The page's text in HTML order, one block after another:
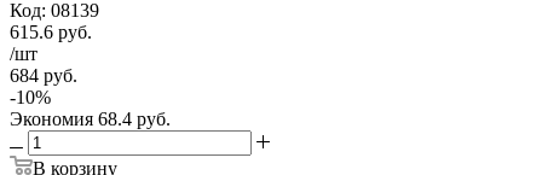
Код: 08139
615.6 руб.
/шт
684 руб.
-10%
Экономия 68.4 руб.
В корзину